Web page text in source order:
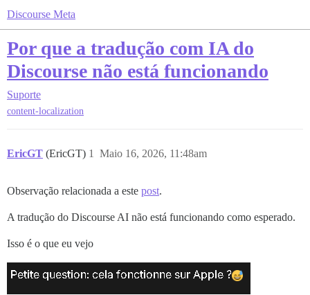
Discourse Meta
Por que a tradução com IA do
Discourse não está funcionando
Suporte
content-localization
EricGT (EricGT) Maio 16, 2026, 11:48am
1
Observação relacionada a este post.
A tradução do Discourse AI não está funcionando como esperado.
Isso é o que eu vejo